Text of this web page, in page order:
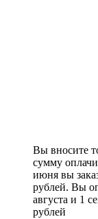
Вы вносите
сумму
июня вы
рублей. Вы
августа и 1
рублей